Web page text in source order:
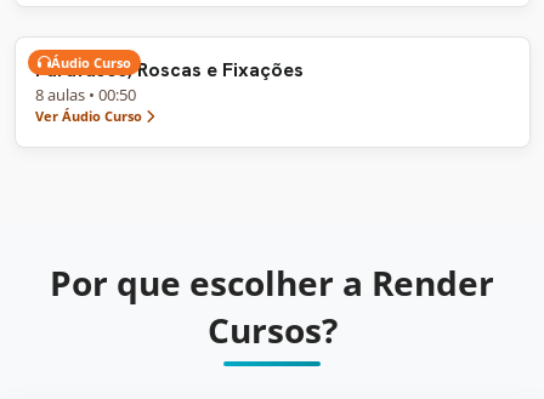
Áudio Curso
Parafusos, Roscas e Fixações
8 aulas • 00:50
Ver Áudio Curso
Por que escolher a Render
Cursos?